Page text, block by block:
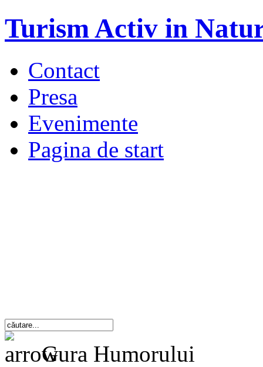
Turism Activ in
Contact
Presa
Evenimente
Pagina de start
Gura Humorului